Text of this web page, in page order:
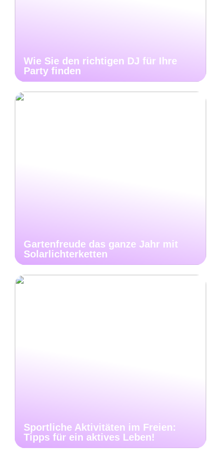
Wie Sie den richtigen DJ für Ihre
Party finden
Gartenfreude das ganze Jahr mit
Solarlichterketten
Sportliche Aktivitäten im Freien:
Tipps für ein aktives Leben!